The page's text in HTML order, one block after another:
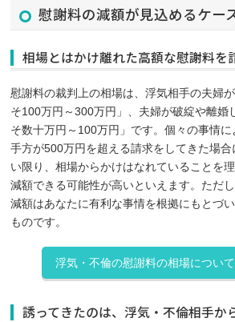
慰謝料の減額が見込めるケー
相場とはかけ離れた高額な慰謝料を
慰謝料の裁判上の相場は、浮気相手の夫婦
そ100万円～300万円」、夫婦が破綻や離婚
そ数十万円～100万円」です。個々の事情
手方が500万円を超える請求をしてきた場
い限り、相場からかけはなれていることを
減額できる可能性が高いといえます。ただ
減額はあなたに有利な事情を根拠にもとづ
ものです。
浮気・不倫の慰謝料の相場につい
誘ってきたのは、浮気・不倫相手か